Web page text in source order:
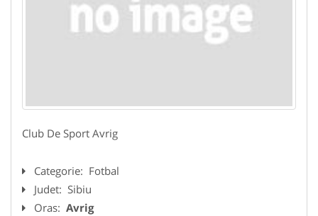
Club De Sport Avrig
Categorie: Fotbal
Judet: Sibiu
Oras: Avrig